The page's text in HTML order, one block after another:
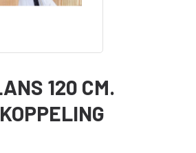
120 CM.